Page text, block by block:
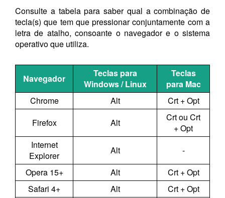
Consulte a tabela para saber qual a combinação de
tecla(s) que tem que pressionar conjuntamente com a
letra de atalho, consoante o navegador e o sistema
operativo que utiliza.
Navegador
Teclas para
Windows / Linux
Teclas
para Mac
Chrome
Alt
Crt + Opt
Firefox
Alt
Crt ou Crt
+ Opt
Internet
Explorer
Alt
-
Opera 15+
Alt
Crt + Opt
Safari 4+
Alt
Crt + Opt